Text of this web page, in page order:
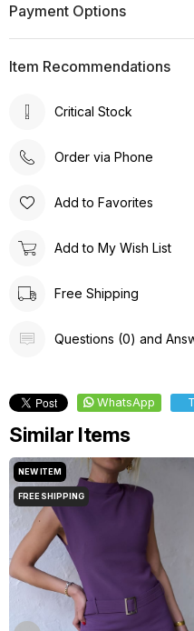
Payment Options
Item Recommendations
Critical Stock
Order via Phone
Add to Favorites
Add to My Wish List
Free Shipping
Questions (0) and
WhatsApp
Similar Items
NEW ITEM
FREE SHIPPING